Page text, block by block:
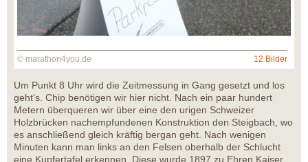
© marathon4you.de 12 Bilder
Um Punkt 8 Uhr wird die Zeitmessung in Gang gesetzt und los
geht‘s. Chip benötigen wir hier nicht. Nach ein paar hundert
Metern überqueren wir über eine den urigen Schweizer
Holzbrücken nachempfundenen Konstruktion den Steigbach, wo
es anschließend gleich kräftig bergan geht. Nach wenigen
Minuten kann man links an den Felsen oberhalb der Schlucht
eine Kupfertafel erkennen. Diese wurde 1897 zu Ehren Kaiser